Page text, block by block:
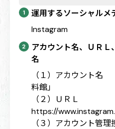
運用するソーシャルメ
Instagram
アカウント名、ＵＲ
名
（１）アカウント名
料館」
（２）ＵＲＬ
https://
（３）アカウント管